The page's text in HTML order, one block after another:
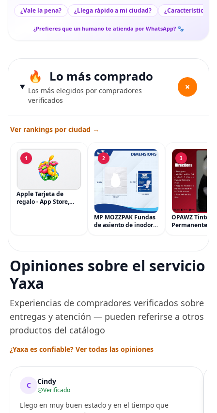
¿Vale la pena? ¿Llega rápido a mi ciudad? ¿Características
¿Prefieres que un humano te atienda por WhatsApp? 🐾
Lo más comprado
Los más elegidos por compradores
verificados
+
Ver rankings por ciudad →
1
Apple Tarjeta de
regalo - App Store,
2
MP MOZZPAK Fundas
de asiento de inodoro
para entrenamiento
3
OPAWZ Tinte
Permanente
Tinte para
Peluquería
una Década,
Opiniones sobre el servicio
Yaxa
Experiencias de compradores verificados sobre
entregas y atención — pueden referirse a otros
productos del catálogo
¿Yaxa es confiable? Ver todas las opiniones
C Cindy
Verificado
Llego en muy buen estado y en el tiempo que